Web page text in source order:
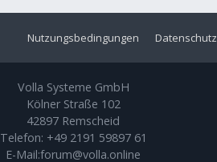
Datenschutz
Nutzungsbedingungen
Volla Systeme GmbH
Kölner Straße 102
42897 Remscheid
Telefon: +49 2191 59897 61
E-Mail:forum@volla.online